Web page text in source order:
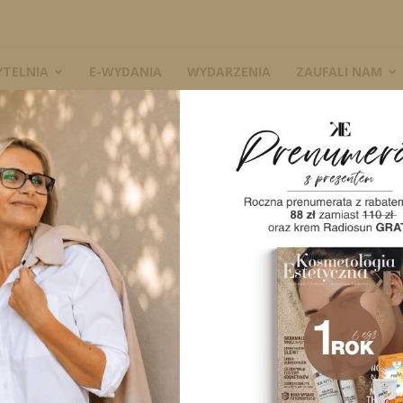
E-WYDANIA WYDARZENIA ZAUFALI NAM